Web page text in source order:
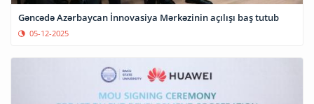
Gəncədə Azərbaycan İnnovasiya Mərkəzinin açılışı baş tutub
05-12-2025